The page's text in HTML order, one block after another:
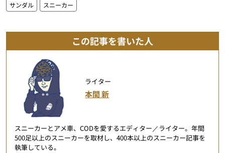
サンダル スニーカー
この記事を書いた人
ライター
本間 新
スニーカーとアメ車、CODを愛するエディター／ライター。年間
500足以上のスニーカーを取材し、400本以上のスニーカー記事を
執筆している。